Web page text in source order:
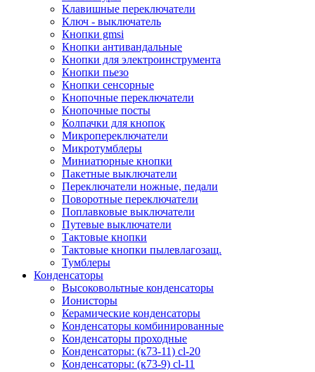
Клавишные переключатели
Ключ - выключатель
Кнопки gmsi
Кнопки антивандальные
Кнопки для электроинструмента
Кнопки пьезо
Кнопки сенсорные
Кнопочные переключатели
Кнопочные посты
Колпачки для кнопок
Микропереключатели
Микротумблеры
Миниатюрные кнопки
Пакетные выключатели
Переключатели ножные, педали
Поворотные переключатели
Поплавковые выключатели
Путевые выключатели
Тактовые кнопки
Тактовые кнопки пылевлагозащ.
Тумблеры
Конденсаторы
Высоковольтные конденсаторы
Ионисторы
Керамические конденсаторы
Конденсаторы комбинированные
Конденсаторы проходные
Конденсаторы: (к73-11) cl-20
Конденсаторы: (к73-9) cl-11